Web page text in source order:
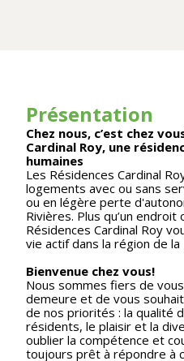
Présentation
Chez nous, c’est chez
Cardinal Roy, une
humaines
Les Résidences Cardinal
logements avec ou sans
ou en légère perte
Rivières. Plus qu’un
Résidences Cardinal Roy
vie actif dans la région de la
Bienvenue chez vous!
Nous sommes fiers de
demeure et de vous
de nos priorités : la qualité
résidents, le plaisir et la
oublier la compétence et
toujours prêt à répondre à